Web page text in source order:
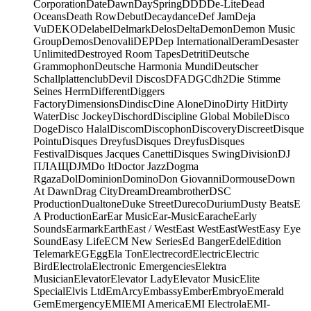
CorporationDateDawnDaySpringDDDDe-LiteDead
OceansDeath RowDebutDecaydanceDef JamDeja
VuDEKODelabelDelmarkDelosDeltaDemonDemon Music
GroupDemosDenovaliDEPDep InternationalDeramDesaster
UnlimitedDestroyed Room TapesDetritiDeutsche
GrammophonDeutsche Harmonia MundiDeutscher
SchallplattenclubDevil DiscosDFADGCdh2Die Stimme
Seines HerrnDifferentDiggers
FactoryDimensionsDindiscDine AloneDinoDirty HitDirty
WaterDisc JockeyDischordDiscipline Global MobileDisco
DogeDisco HalalDiscomDiscophonDiscoveryDiscreetDisque
PointuDisques DreyfusDisques DreyfusDisques
FestivalDisques Jacques CanettiDisques SwingDivisionDJ
ПЛАЩDJMDo ItDoctor JazzDogma
RgazaDolDominionDominoDon GiovanniDormouseDown
At DawnDrag CityDreamDreambrotherDSC
ProductionDualtoneDuke StreetDurecoDuriumDusty BeatsE
A ProductionEarEar MusicEar-MusicEaracheEarly
SoundsEarmarkEarthEast / WestEast WestEastWestEasy Eye
SoundEasy LifeECM New SeriesEd BangerEdelEdition
TelemarkEGEggEla TonElectrecordElectricElectric
BirdElectrolaElectronic EmergenciesElektra
MusicianElevatorElevator LadyElevator MusicElite
SpecialElvis LtdEmArcyEmbassyEmberEmbryoEmerald
GemEmergencyEMIEMI AmericaEMI ElectrolaEMI-